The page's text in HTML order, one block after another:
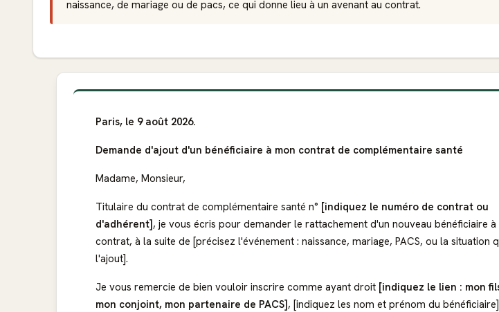
naissance, de mariage ou de pacs, ce qui donne lieu à un avenant au contrat.
Paris, le 9 août 2026.
Demande d'ajout d'un bénéficiaire à mon contrat de complémentaire santé
Madame, Monsieur,
Titulaire du contrat de complémentaire santé n° [indiquez le numéro de contrat ou
d'adhérent], je vous écris pour demander le rattachement d'un nouveau bénéficiaire à
contrat, à la suite de [précisez l'événement : naissance, mariage, PACS, ou la situation
l'ajout].
Je vous remercie de bien vouloir inscrire comme ayant droit [indiquez le lien : mon
mon conjoint, mon partenaire de PACS], [indiquez les nom et prénom du